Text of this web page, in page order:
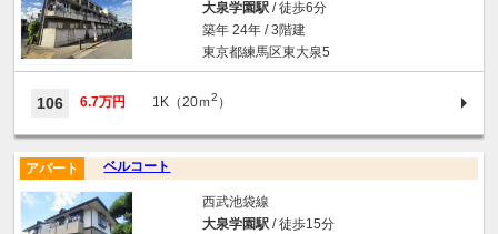
大泉学園駅/ 徒歩6分
築年 24年 / 3階建
東京都練馬区東大泉5
106 6.7万円 1K（20ｍ2 ）
ベルコート
アパート
西武池袋線
大泉学園駅/ 徒歩15分